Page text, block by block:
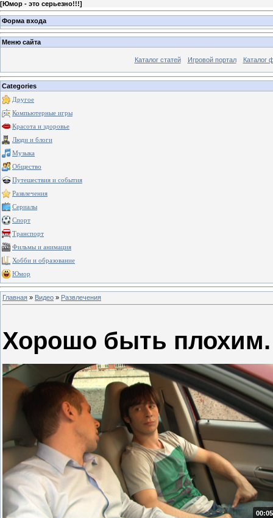
[Юмор - это серьезно!!!]
Форма входа
Меню сайта
Каталог статей Игровой портал Каталог
Categories
Другое
Компьютерные игры
Красота и здоровье
Люди и блоги
Музыка
Общество
Путешествия и события
Развлечения
Сериалы
Спорт
Транспорт
Фильмы и анимация
Хобби и образование
Юмор
Главная » Видео » Развлечения
Хорошо быть плохим.